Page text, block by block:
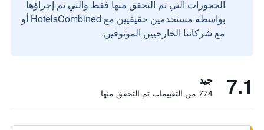
الحجوزات التي تم التحقق منها فقط والتي تم إجراؤها
بواسطة مستخدمين حقيقيين مع HotelsCombined أو
مع شركائنا الخارجيين الموثوقين.
7.1 جيد
774 من التقييمات تم التحقق منها